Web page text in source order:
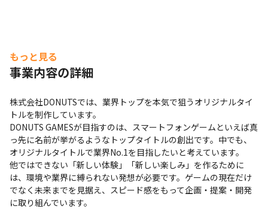
もっと見る
事業内容の詳細
株式会社DONUTSでは、業界トップを本気で狙うオリジナルタイ
トルを制作しています。
DONUTS GAMESが目指すのは、スマートフォンゲームといえば真
っ先に名前が挙がるようなトップタイトルの創出です。中でも、
オリジナルタイトルで業界No.1を目指したいと考えています。
他ではできない「新しい体験」「新しい楽しみ」を作るために
は、環境や業界に縛られない発想が必要です。ゲームの現在だけ
でなく未来までを見据え、スピード感をもって企画・提案・開発
に取り組んでいます。